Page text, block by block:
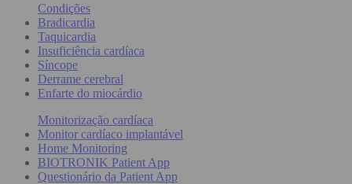
Condições
Bradicardia
Taquicardia
Insuficiência cardíaca
Síncope
Derrame cerebral
Enfarte do miocárdio
Monitorização cardíaca
Monitor cardíaco implantável
Home Monitoring
BIOTRONIK Patient App
Questionário da Patient App